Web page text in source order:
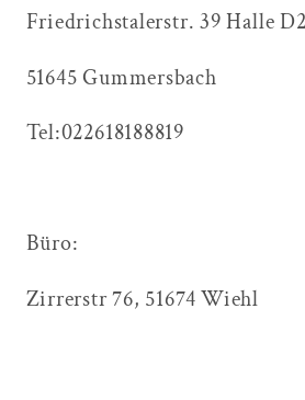
Friedrichstalerstr. 39 Halle
51645 Gummersbach
Tel:022618188819
Büro:
Zirrerstr 76, 51674 Wiehl